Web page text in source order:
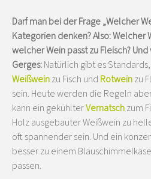
Darf man bei der Frage „Welcher
Kategorien denken? Also: Welcher
welcher Wein passt zu Fleisch?
Gerges:Natürlich gibt es
Weißweinzu Fisch und Rotweinzu
sein. Heute werden die Regeln
kann ein gekühlterVernatschzum
Holz ausgebauter Weißwein zu
oft spannender sein. Und ein
besser zu einem
passen.